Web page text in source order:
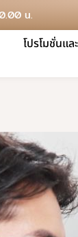
น.
โปรโมชั่นแล